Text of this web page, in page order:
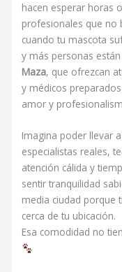
hacen esperar horas
profesionales que no
cuando tu mascota
y más personas
Maza, que ofrezcan
y médicos
amor y
Imagina poder llevar
especialistas reales,
atención cálida y
sentir tranquilidad
media ciudad porque
cerca de tu ubicación.
Esa comodidad no